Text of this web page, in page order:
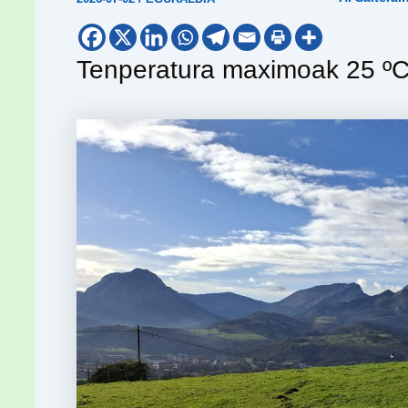
Tenperatura maximoak 25